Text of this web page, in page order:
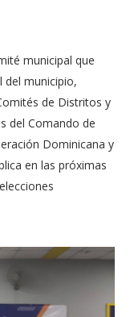
municipal que
del municipio,
de Distritos y
del Comando de
Dominicana y
en las próximas